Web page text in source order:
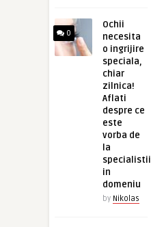
0
Ochii
necesita
o ingrijire
speciala,
chiar
zilnica!
Aflati
despre ce
este
vorba de
la
specialistii
in
domeniu
by Nikolas